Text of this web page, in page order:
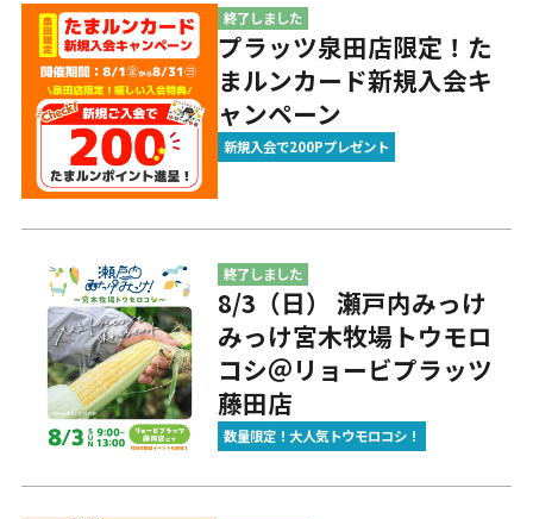
終了しました
プラッツ泉田店限定！た
まルンカード新規入会キ
ャンペーン
新規入会で200Pプレゼント
終了しました
8/3（日） 瀬戸内みっけ
みっけ宮木牧場トウモロ
コシ＠リョービプラッツ
藤田店
数量限定！大人気トウモロコシ！